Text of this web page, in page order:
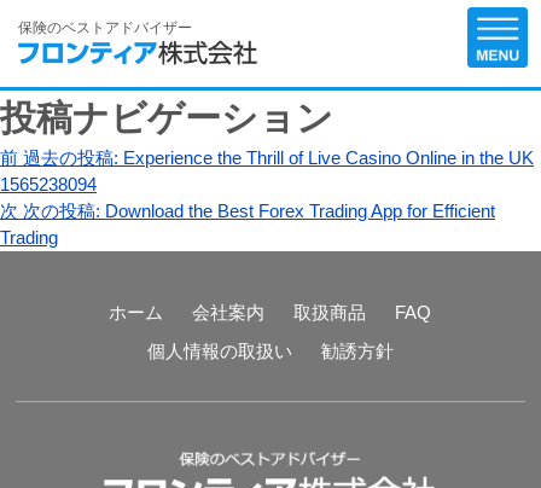
保険のベストアドバイザー
投稿ナビゲーション
前 過去の投稿: Experience the Thrill of Live Casino Online in the UK
1565238094
次 次の投稿: Download the Best Forex Trading App for Efficient
Trading
ホーム 会社案内 取扱商品
FAQ
個人情報の取扱い
勧誘方針